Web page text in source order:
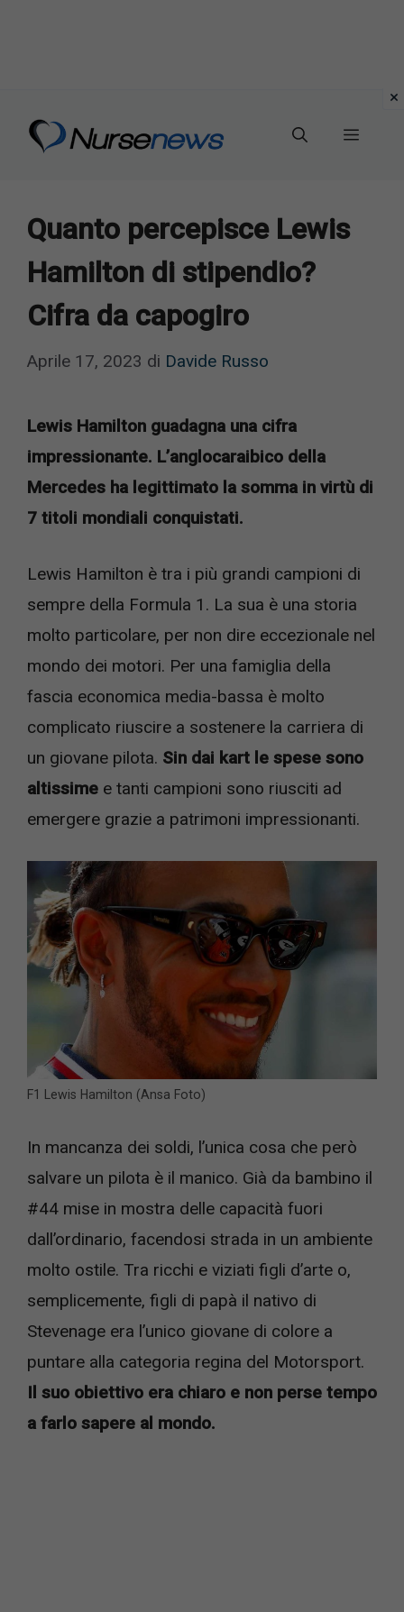
Menu
Quanto percepisce Lewis
Hamilton di stipendio?
Cifra da capogiro
Aprile 17, 2023 di Davide Russo
Lewis Hamilton guadagna una cifra
impressionante. L’anglocaraibico della
Mercedes ha legittimato la somma in virtù di
7 titoli mondiali conquistati.
Lewis Hamilton è tra i più grandi campioni di
sempre della Formula 1. La sua è una storia
molto particolare, per non dire eccezionale nel
mondo dei motori. Per una famiglia della
fascia economica media-bassa è molto
complicato riuscire a sostenere la carriera di
un giovane pilota. Sin dai kart le spese sono
altissime e tanti campioni sono riusciti ad
emergere grazie a patrimoni impressionanti.
F1 Lewis Hamilton (Ansa Foto)
In mancanza dei soldi, l’unica cosa che però
salvare un pilota è il manico. Già da bambino il
#44 mise in mostra delle capacità fuori
dall’ordinario, facendosi strada in un ambiente
molto ostile. Tra ricchi e viziati figli d’arte o,
semplicemente, figli di papà il nativo di
Stevenage era l’unico giovane di colore a
puntare alla categoria regina del Motorsport.
Il suo obiettivo era chiaro e non perse tempo
a farlo sapere al mondo.